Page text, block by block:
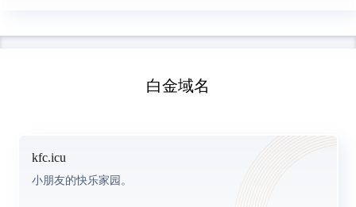
白金域名
kfc.icu
小朋友的快乐家园。